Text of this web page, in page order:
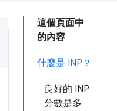
這個頁面中
的內容
什麼是 INP？
良好的 INP
分數是多